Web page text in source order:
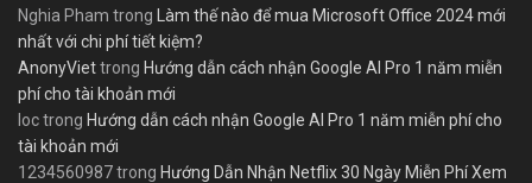
Nghia Pham trong Làm thế nào để mua Microsoft Office 2024 mới
nhất với chi phí tiết kiệm?
AnonyViettrong Hướng dẫn cách nhận Google AI Pro 1 năm miễn
phí cho tài khoản mới
loctrong Hướng dẫn cách nhận Google AI Pro 1 năm miễn phí cho
tài khoản mới
1234560987trong Hướng Dẫn Nhận Netflix 30 Ngày Miễn Phí Xem